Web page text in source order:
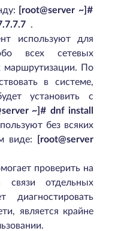
[root@server ~]#
.
используют для
всех сетевых
маршрутизации. По
в системе,
установить с
~]# dnf install
без всяких
виде:
[root@server
проверить на
связи отдельных
диагностировать
является крайне